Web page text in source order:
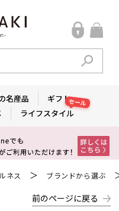
名産品
ギフト
ライフスタイル
セール
ネス ＞ ブランドから選ぶ
前のページに戻る